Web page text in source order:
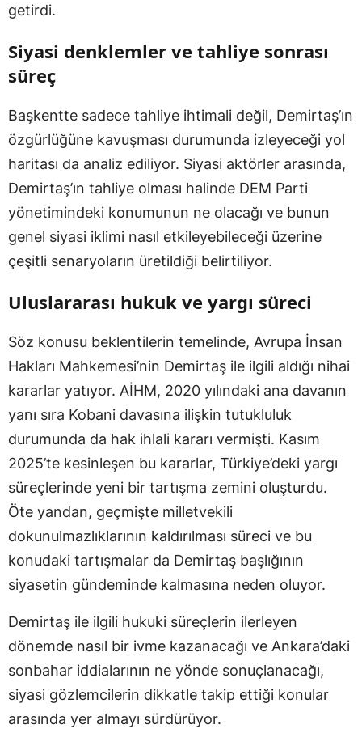
getirdi.
Siyasi denklemler ve tahliye sonrası
süreç
Başkentte sadece tahliye ihtimali değil, Demirtaş’ın
özgürlüğüne kavuşması durumunda izleyeceği yol
haritası da analiz ediliyor. Siyasi aktörler arasında,
Demirtaş’ın tahliye olması halinde DEM Parti
yönetimindeki konumunun ne olacağı ve bunun
genel siyasi iklimi nasıl etkileyebileceği üzerine
çeşitli senaryoların üretildiği belirtiliyor.
Uluslararası hukuk ve yargı süreci
Söz konusu beklentilerin temelinde, Avrupa İnsan
Hakları Mahkemesi’nin Demirtaş ile ilgili aldığı nihai
kararlar yatıyor. AİHM, 2020 yılındaki ana davanın
yanı sıra Kobani davasına ilişkin tutukluluk
durumunda da hak ihlali kararı vermişti. Kasım
2025’te kesinleşen bu kararlar, Türkiye’deki yargı
süreçlerinde yeni bir tartışma zemini oluşturdu.
Öte yandan, geçmişte milletvekili
dokunulmazlıklarının kaldırılması süreci ve bu
konudaki tartışmalar da Demirtaş başlığının
siyasetin gündeminde kalmasına neden oluyor.
Demirtaş ile ilgili hukuki süreçlerin ilerleyen
dönemde nasıl bir ivme kazanacağı ve Ankara’daki
sonbahar iddialarının ne yönde sonuçlanacağı,
siyasi gözlemcilerin dikkatle takip ettiği konular
arasında yer almayı sürdürüyor.